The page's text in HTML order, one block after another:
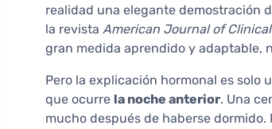
realidad una elegante demostración
la revista American Journal of
gran medida aprendido y adaptable,
Pero la explicación hormonal es
que ocurre la noche anterior. Una
mucho después de haberse